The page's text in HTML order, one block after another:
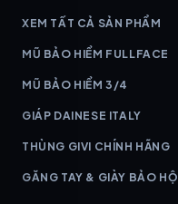
XEM TẤT CẢ SẢN PHẨM
MŨ BẢO HIỂM FULLFACE
MŨ BẢO HIỂM 3/4
GIÁP DAINESE ITALY
THÙNG GIVI CHÍNH HÃNG
GĂNG TAY & GIÀY BẢO HỘ